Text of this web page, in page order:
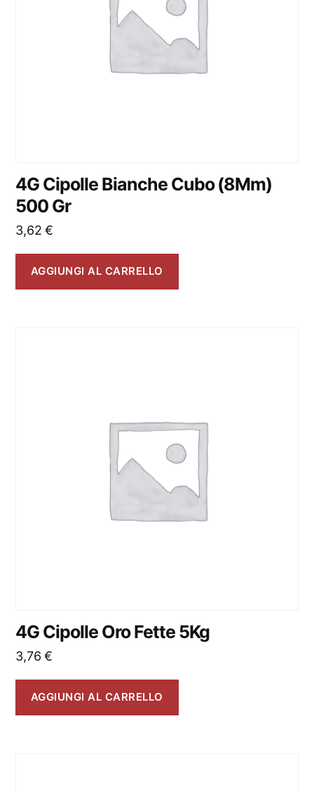
4G Cipolle Bianche Cubo (8Mm)
500 Gr
3,62€
AGGIUNGI AL CARRELLO
4G Cipolle Oro Fette 5Kg
3,76€
AGGIUNGI AL CARRELLO